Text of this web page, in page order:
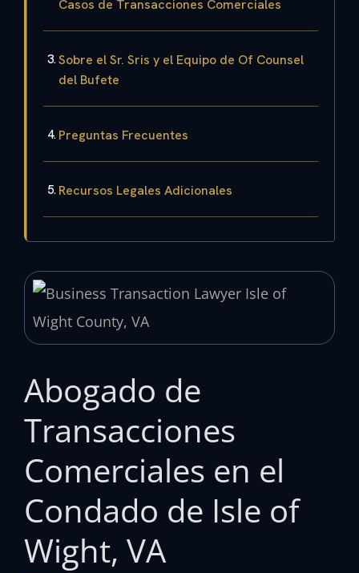
Casos de Transacciones Comerciales
Sobre el Sr. Sris y el Equipo de Of Counsel
del Bufete
Preguntas Frecuentes
Recursos Legales Adicionales
Abogado de
Transacciones
Comerciales en el
Condado de Isle of
Wight, VA